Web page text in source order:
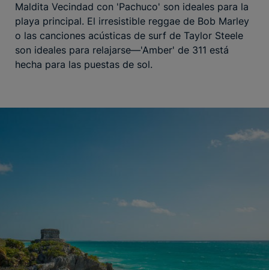
Maldita Vecindad con 'Pachuco' son ideales para la
playa principal. El irresistible reggae de Bob Marley
o las canciones acústicas de surf de Taylor Steele
son ideales para relajarse—'Amber' de 311 está
hecha para las puestas de sol.